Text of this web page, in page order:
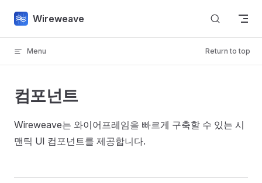
Skip to content
Wireweave
Menu Return to top
컴포넌트
Wireweave는 와이어프레임을 빠르게 구축할 수 있는 시
맨틱 UI 컴포넌트를 제공합니다.